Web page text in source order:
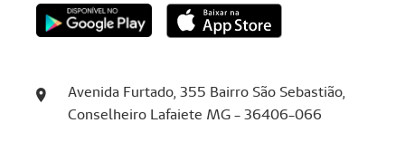
Avenida Furtado, 355 Bairro São Sebastião,
Conselheiro Lafaiete MG - 36406-066